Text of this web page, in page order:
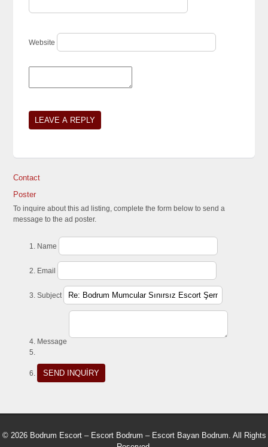
Website
Contact
Poster
To inquire about this ad listing, complete the form below to send a
message to the ad poster.
Name
Email
Subject
Message
© 2026 Bodrum Escort – Escort Bodrum – Escort Bayan Bodrum. All Rights